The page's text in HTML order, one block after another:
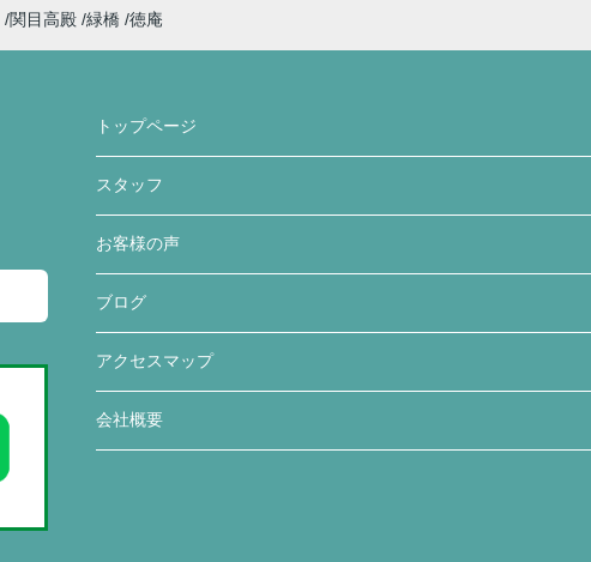
関目高殿 緑橋 徳庵
トップページ
スタッフ
お客様の声
ブログ
アクセスマップ
会社概要